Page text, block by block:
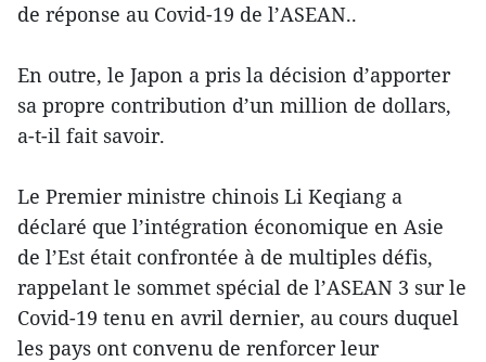
de réponse au Covid-19 de l’ASEAN..
En outre, le Japon a pris la décision d’apporter
sa propre contribution d’un million de dollars,
a-t-il fait savoir.
Le Premier ministre chinois Li Keqiang a
déclaré que l’intégration économique en Asie
de l’Est était confrontée à de multiples défis,
rappelant le sommet spécial de l’ASEAN 3 sur le
Covid-19 tenu en avril dernier, au cours duquel
les pays ont convenu de renforcer leur